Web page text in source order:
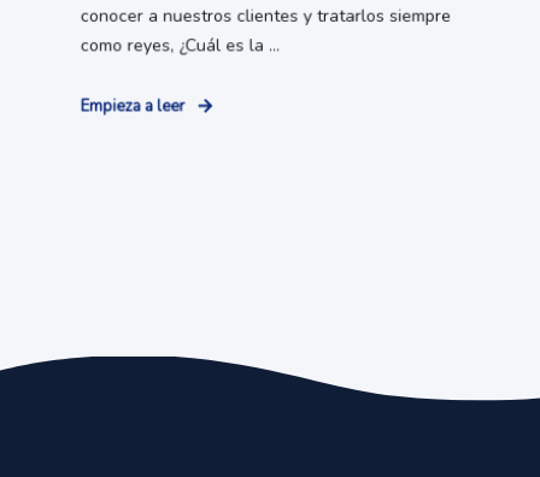
conocer a nuestros clientes y tratarlos siempre
como reyes, ¿Cuál es la ...
Empieza a leer